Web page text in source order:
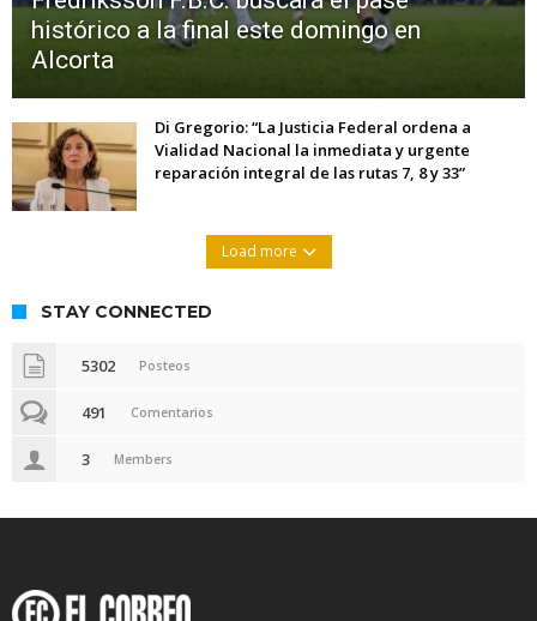
histórico a la final este domingo en
Alcorta
Di Gregorio: “La Justicia Federal ordena a
Vialidad Nacional la inmediata y urgente
reparación integral de las rutas 7, 8 y 33”
Load more
STAY CONNECTED
5302 Posteos
491 Comentarios
3 Members